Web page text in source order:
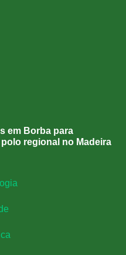
em Borba para
regional no Madeira